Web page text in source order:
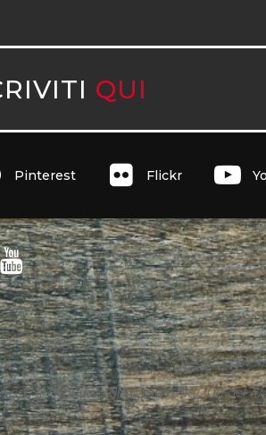
QUI
Pinterest Flickr
il Tribunale di Roma n. 95/2011 del